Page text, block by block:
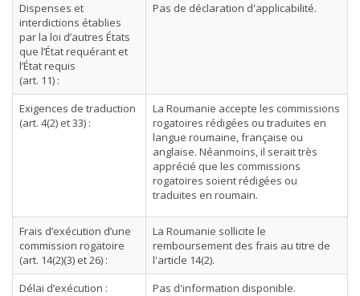
Dispenses et
interdictions établies
par la loi d’autres États
que l’État requérant et
l’État requis
(art. 11) :
Pas de déclaration d'applicabilité.
Exigences de traduction
(art. 4(2) et 33) :
La Roumanie accepte les commissions
rogatoires rédigées ou traduites en
langue roumaine, française ou
anglaise. Néanmoins, il serait très
apprécié que les commissions
rogatoires soient rédigées ou
traduites en roumain.
Frais d’exécution d’une
commission rogatoire
(art. 14(2)(3) et 26) :
La Roumanie sollicite le
remboursement des frais au titre de
l'article 14(2).
Délai d’exécution :
Pas d'information disponible.